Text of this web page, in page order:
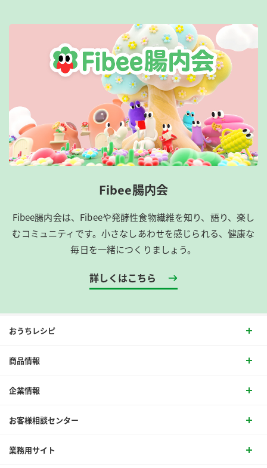
Fibee腸内会
Fibee腸内会は、​Fibeeや発酵性食物繊維を知り、語り、楽し
むコミュニティです。​小さなしあわせを感じられる、健康な
毎日を一緒につくりましょう。
詳しくはこちら
おうちレシピ
商品情報
企業情報
お客様相談センター
業務用サイト